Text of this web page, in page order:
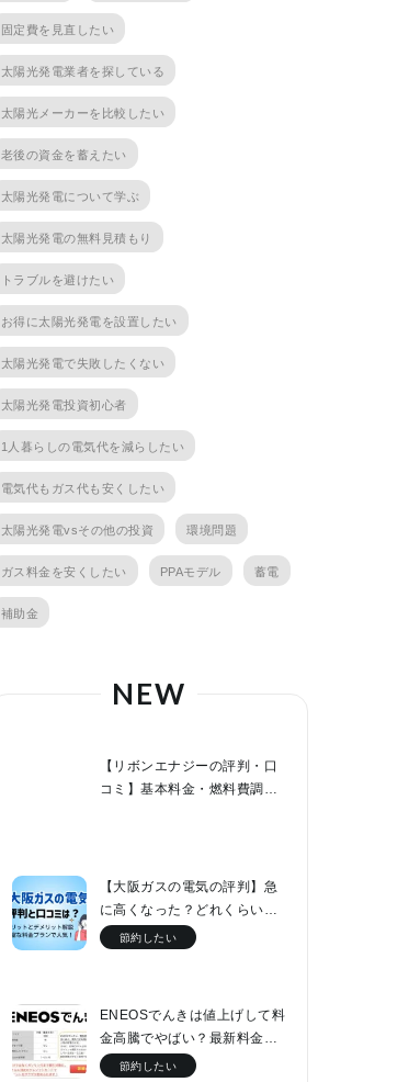
固定費を見直したい
太陽光発電業者を探している
太陽光メーカーを比較したい
老後の資金を蓄えたい
太陽光発電について学ぶ
太陽光発電の無料見積もり
トラブルを避けたい
お得に太陽光発電を設置したい
太陽光発電で失敗したくない
太陽光発電投資初心者
1人暮らしの電気代を減らしたい
電気代もガス代も安くしたい
太陽光発電vsその他の投資 環境問題
ガス料金を安くしたい PPAモデル 蓄電
補助金
NEW
【リボンエナジーの評判・口
コミ】基本料金・燃料費調整
【大阪ガスの電気の評判】急
に高くなった？どれくらい値
上げした？他社と料金比較！
節約したい
ENEOSでんきは値上げして料
金高騰でやばい？最新料金表
と口コミをチェック
節約したい